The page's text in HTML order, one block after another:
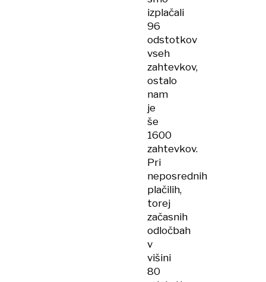
izplačali
96
odstotkov
vseh
zahtevkov,
ostalo
nam
je
še
1600
zahtevkov.
Pri
neposrednih
plačilih,
torej
začasnih
odločbah
v
višini
80